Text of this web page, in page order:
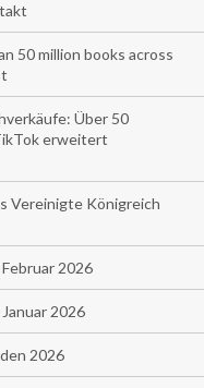
50 million books across
Über 50
erweitert
Vereinigte Königreich
2026
2026
2026